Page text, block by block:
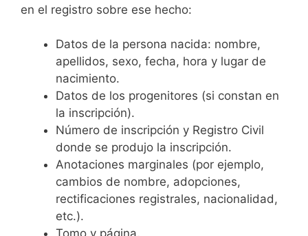
en el registro sobre ese hecho:
Datos de la persona nacida: nombre,
apellidos, sexo, fecha, hora y lugar de
nacimiento.
Datos de los progenitores (si constan en
la inscripción).
Número de inscripción y Registro Civil
donde se produjo la inscripción.
Anotaciones marginales (por ejemplo,
cambios de nombre, adopciones,
rectificaciones registrales, nacionalidad,
etc.).